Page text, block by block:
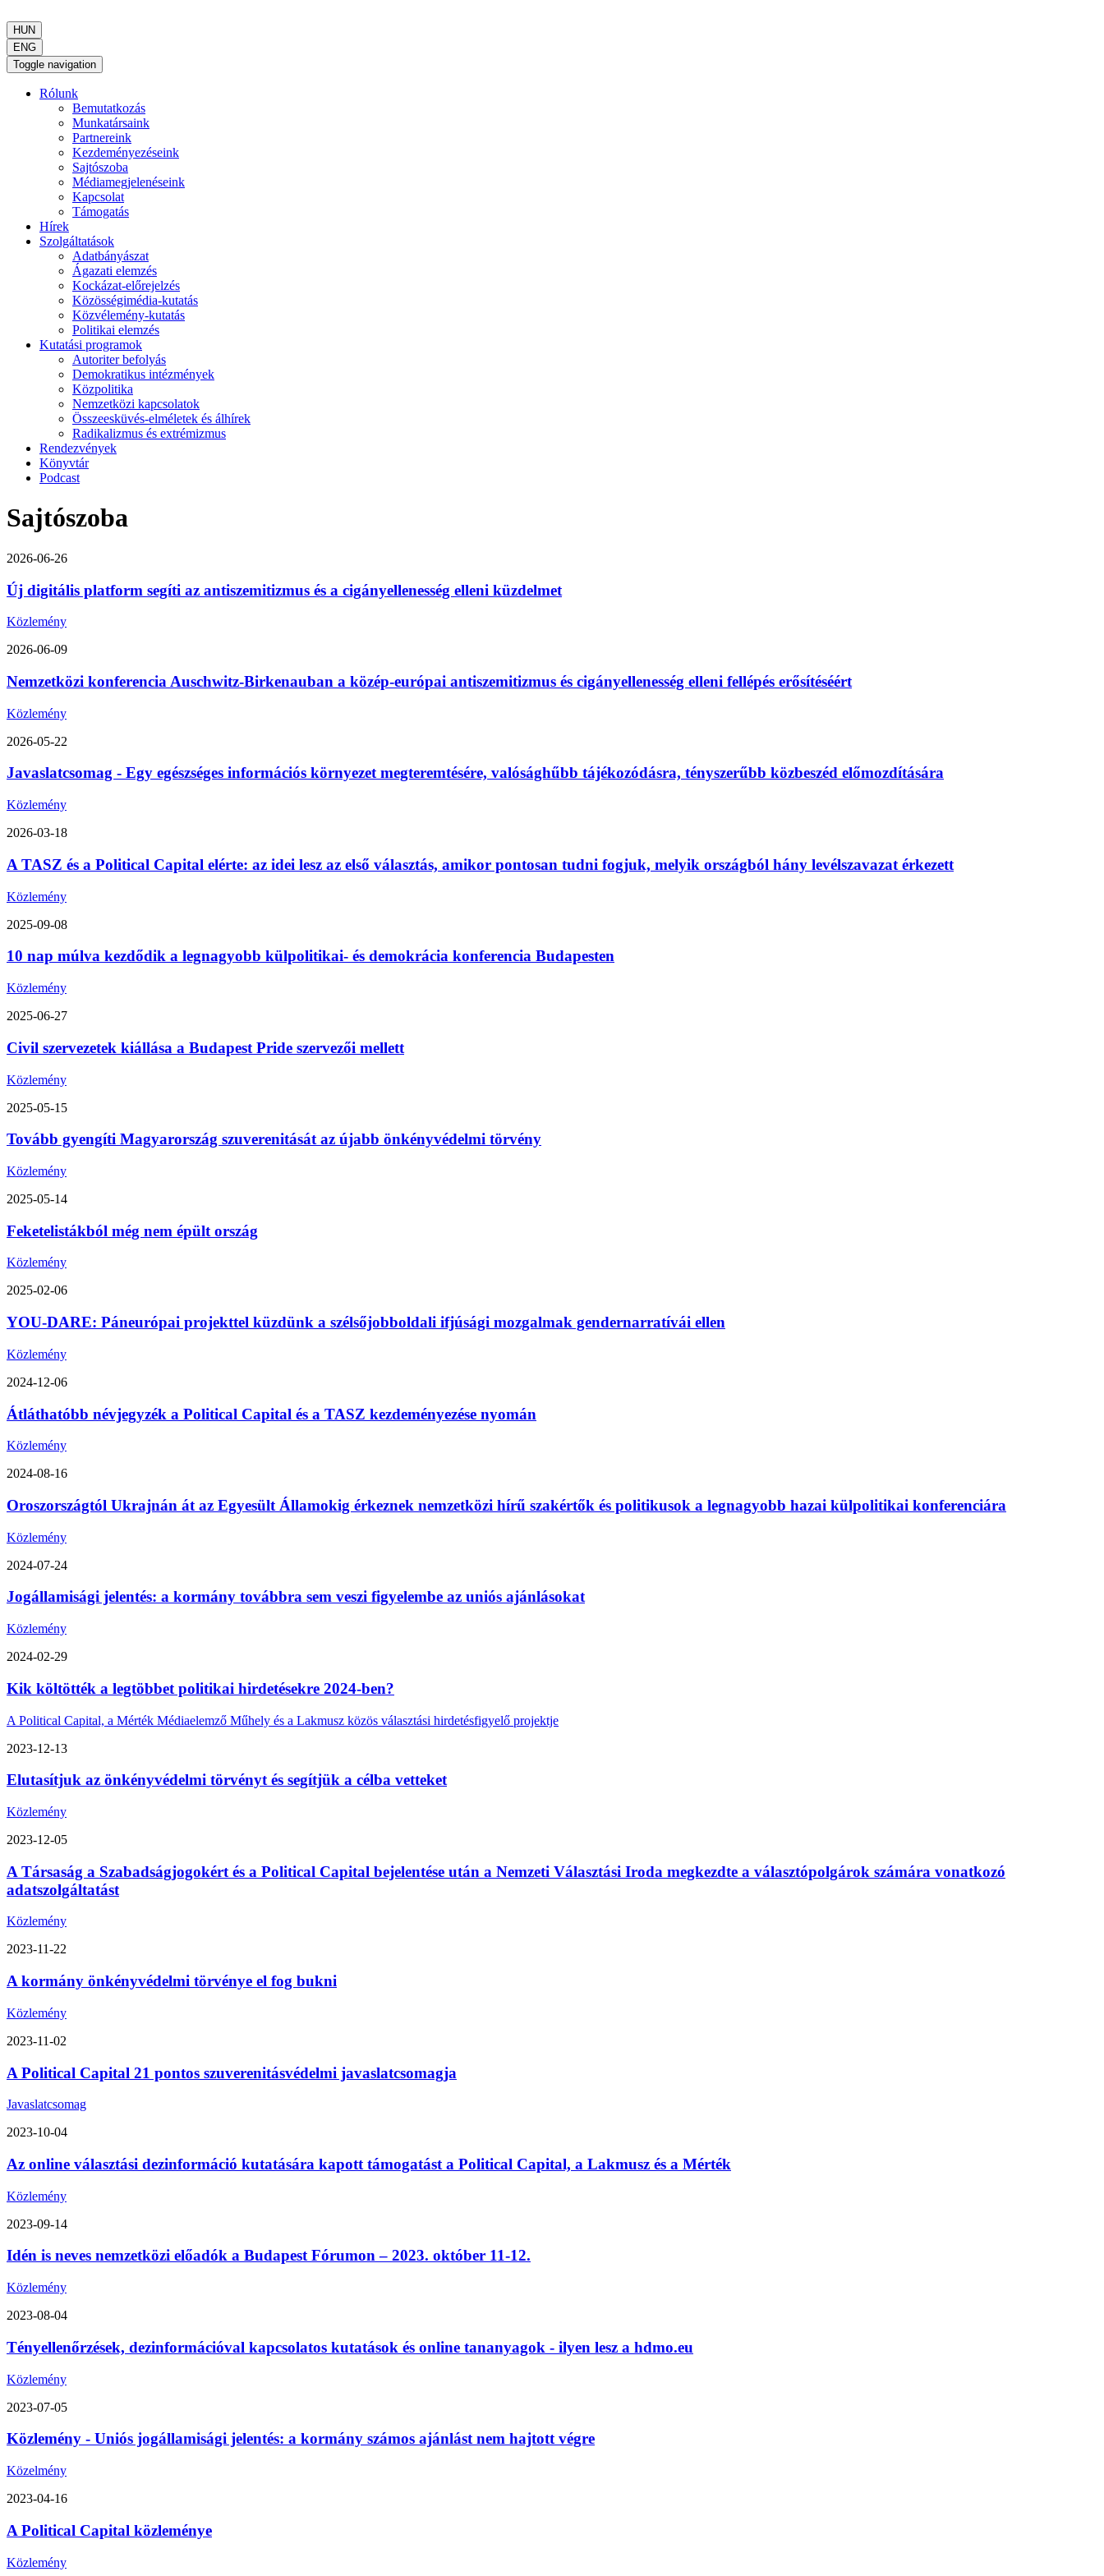
HUN
ENG
Toggle navigation
Rólunk
Bemutatkozás
Munkatársaink
Partnereink
Kezdeményezéseink
Sajtószoba
Médiamegjelenéseink
Kapcsolat
Támogatás
Hírek
Szolgáltatások
Adatbányászat
Ágazati elemzés
Kockázat-előrejelzés
Közösségimédia-kutatás
Közvélemény-kutatás
Politikai elemzés
Kutatási programok
Autoriter befolyás
Demokratikus intézmények
Közpolitika
Nemzetközi kapcsolatok
Összeesküvés-elméletek és álhírek
Radikalizmus és extrémizmus
Rendezvények
Könyvtár
Podcast
Sajtószoba
2026-06-26
Új digitális platform segíti az antiszemitizmus és a cigányellenesség elleni küzdelmet
Közlemény
2026-06-09
Nemzetközi konferencia Auschwitz-Birkenauban a közép-európai antiszemitizmus és cigányellenesség elleni fellépés erősítéséért
Közlemény
2026-05-22
Javaslatcsomag - Egy egészséges információs környezet megteremtésére, valósághűbb tájékozódásra, tényszerűbb közbeszéd előmozdítására
Közlemény
2026-03-18
A TASZ és a Political Capital elérte: az idei lesz az első választás, amikor pontosan tudni fogjuk, melyik országból hány levélszavazat érkezett
Közlemény
2025-09-08
10 nap múlva kezdődik a legnagyobb külpolitikai- és demokrácia konferencia Budapesten
Közlemény
2025-06-27
Civil szervezetek kiállása a Budapest Pride szervezői mellett
Közlemény
2025-05-15
Tovább gyengíti Magyarország szuverenitását az újabb önkényvédelmi törvény
Közlemény
2025-05-14
Feketelistákból még nem épült ország
Közlemény
2025-02-06
YOU-DARE: Páneurópai projekttel küzdünk a szélsőjobboldali ifjúsági mozgalmak gendernarratívái ellen
Közlemény
2024-12-06
Átláthatóbb névjegyzék a Political Capital és a TASZ kezdeményezése nyomán
Közlemény
2024-08-16
Oroszországtól Ukrajnán át az Egyesült Államokig érkeznek nemzetközi hírű szakértők és politikusok a legnagyobb hazai külpolitikai konferenciára
Közlemény
2024-07-24
Jogállamisági jelentés: a kormány továbbra sem veszi figyelembe az uniós ajánlásokat
Közlemény
2024-02-29
Kik költötték a legtöbbet politikai hirdetésekre 2024-ben?
A Political Capital, a Mérték Médiaelemző Műhely és a Lakmusz közös választási hirdetésfigyelő projektje
2023-12-13
Elutasítjuk az önkényvédelmi törvényt és segítjük a célba vetteket
Közlemény
2023-12-05
A Társaság a Szabadságjogokért és a Political Capital bejelentése után a Nemzeti Választási Iroda megkezdte a választópolgárok számára vonatkozó
adatszolgáltatást
Közlemény
2023-11-22
A kormány önkényvédelmi törvénye el fog bukni
Közlemény
2023-11-02
A Political Capital 21 pontos szuverenitásvédelmi javaslatcsomagja
Javaslatcsomag
2023-10-04
Az online választási dezinformáció kutatására kapott támogatást a Political Capital, a Lakmusz és a Mérték
Közlemény
2023-09-14
Idén is neves nemzetközi előadók a Budapest Fórumon – 2023. október 11-12.
Közlemény
2023-08-04
Tényellenőrzések, dezinformációval kapcsolatos kutatások és online tananyagok - ilyen lesz a hdmo.eu
Közlemény
2023-07-05
Közlemény - Uniós jogállamisági jelentés: a kormány számos ajánlást nem hajtott végre
Közelmény
2023-04-16
A Political Capital közleménye
Közlemény